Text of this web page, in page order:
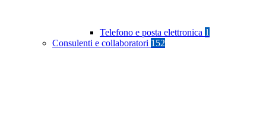
Telefono e posta elettronica 1
Consulenti e collaboratori 152